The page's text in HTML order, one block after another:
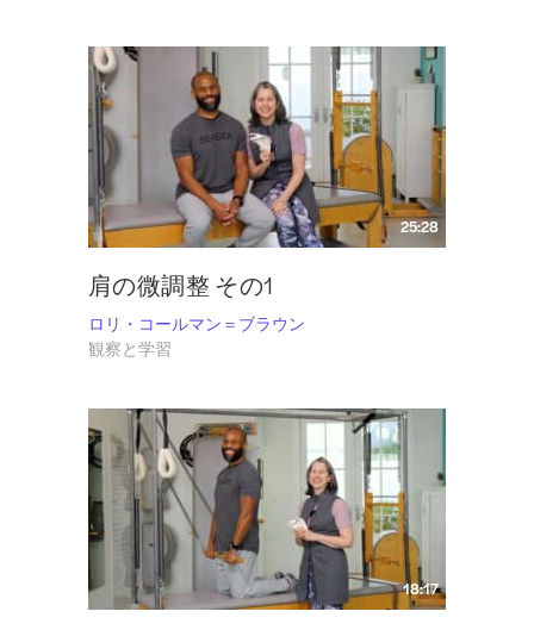
25:28
肩の微調整 その1
ロリ・コールマン＝ブラウン
観察と学習
18:17